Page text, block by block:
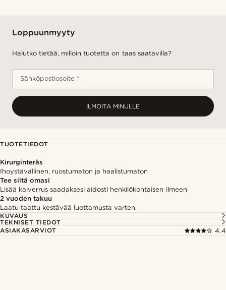
Loppuunmyyty
Halutko tietää, milloin tuotetta on taas saatavilla?
Sähköpostiosoite *
ILMOITA MINULLE
TUOTETIEDOT
Kirurginteräs
Ihoystävällinen, ruostumaton ja haalistumaton
Tee siitä omasi
Lisää kaiverrus saadaksesi aidosti henkilökohtaisen ilmeen
2 vuoden takuu
Laatu taattu kestävää luottamusta varten.
KUVAUS
TEKNISET TIEDOT
ASIAKASARVIOT
4.4